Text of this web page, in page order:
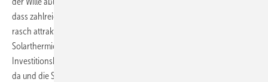
dass zahlreiche Marktbarrieren jetzt tatsächlich schnell beseitigt und
rasch attraktive Investitionsbedingungen für Photovoltaik,
Solarthermie und Speichertechnologien geschaffen werden. Die
Investitionsbereitschaft in der Bevölkerung und bei Unternehmern ist
da und die Solarwirtschaft steht in den Startlöchern.“